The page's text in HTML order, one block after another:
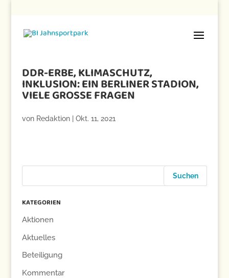
DDR-ERBE, KLIMASCHUTZ,
INKLUSION: EIN BERLINER STADION,
VIELE GROSSE FRAGEN
von Redaktion| Okt. 11, 2021
KATEGORIEN
Aktionen
Aktuelles
Beteiligung
Kommentar